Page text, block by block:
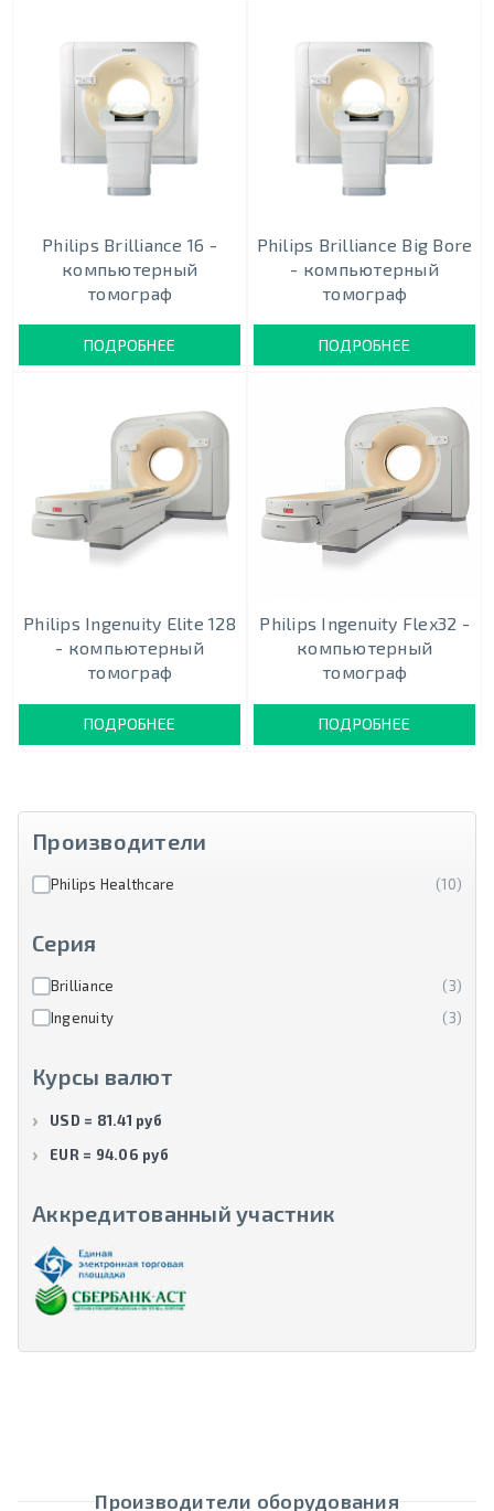
Philips Brilliance 16 -
компьютерный
томограф
ПОДРОБНЕЕ
Philips Brilliance Big Bore
- компьютерный
томограф
ПОДРОБНЕЕ
Philips Ingenuity Elite 128
- компьютерный
томограф
ПОДРОБНЕЕ
Philips Ingenuity Flex32 -
компьютерный
томограф
ПОДРОБНЕЕ
Производители
Philips Healthcare (10)
Серия
Brilliance
(3)
Ingenuity
(3)
Курсы валют
USD = 81.41 руб
EUR = 94.06 руб
Аккредитованный участник
Производители оборудования